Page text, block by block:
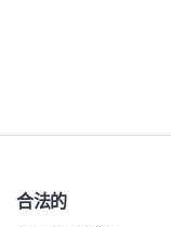
合法的